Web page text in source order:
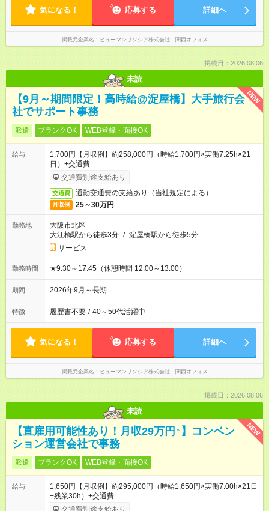
気になる！ 応募する 詳細へ
掲載元企業名 ヒューマンリソシア株式会社 関西オフィス
掲載日：2026.08.06
未読
NEW
【9月～期間限定！高時給@淀屋橋】大手旅行会
社でサポート事務
派遣 ブランクOK WEB登録・面接OK
給与
1,700円【月収例】約258,000円（時給1,700円×実働7.25h×21
日）+交通費
交通費別途支給あり
交通費 通勤交通費の支給あり（当社規定による）
月収例 25～30万円
勤務地
大阪市北区
大江橋駅から徒歩3分 / 淀屋橋駅から徒歩5分
サービス
勤務時間 ★9:30～17:45（休憩時間 12:00～13:00）
期間 2026年9月～長期
特徴 履歴書不要 / 40～50代活躍中
気になる！ 応募する 詳細へ
掲載元企業名 ヒューマンリソシア株式会社 関西オフィス
掲載日：2026.08.06
未読
NEW
【直雇用可能性あり！月収29万円↑】コンベン
ション運営会社で事務
派遣 ブランクOK WEB登録・面接OK
給与
1,650円【月収例】約295,000円（時給1,650円×実働7.00h×21日
+残業30h）+交通費
交通費別途支給あり